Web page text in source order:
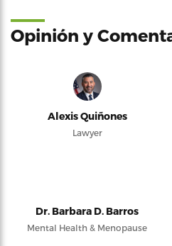
Opinión y
Alexis Quiñones
Lawyer
Dr. Barbara D. Barros
Mental Health & Menopause